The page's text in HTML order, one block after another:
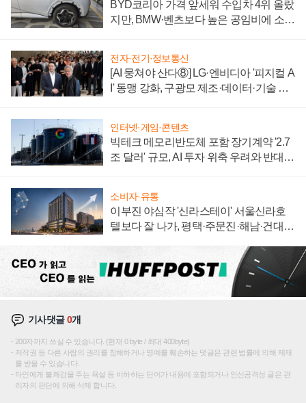
BYD코리아 가격 앞세워 수입차 4위 올랐
지만, BMW·벤츠보다 높은 공임비에 소비
전자·전기·정보통신
[AI 뭉쳐야 산다⑧] LG·엔비디아 '피지컬 A
I' 동맹 강화, 구광모 제조·데이터·기술 결
인터넷·게임·콘텐츠
빅테크 메모리반도체 포함 장기계약 '2.7
조 달러' 규모, AI 투자 위축 우려와 반대
소비자·유통
이부진 야심작 '신라스테이' 서울신라호
텔보다 잘 나가, 평택·주문진·해남·건대로
기사댓글0개
200자까지 쓰실 수 있습니다. (현재 0 byte / 최대 400byte)
저작권 등 다른 사람의 권리를 침해하거나 명예를 훼손하는 댓글은 관련 법률에 의해 제재
를 받을 수 있습니다.
타인에게 불쾌감을 주는 욕설 등 비하하는 단어가 내용에 포함되거나 인신공격성 글은 관
리자의 판단에 의해 삭제 합니다.